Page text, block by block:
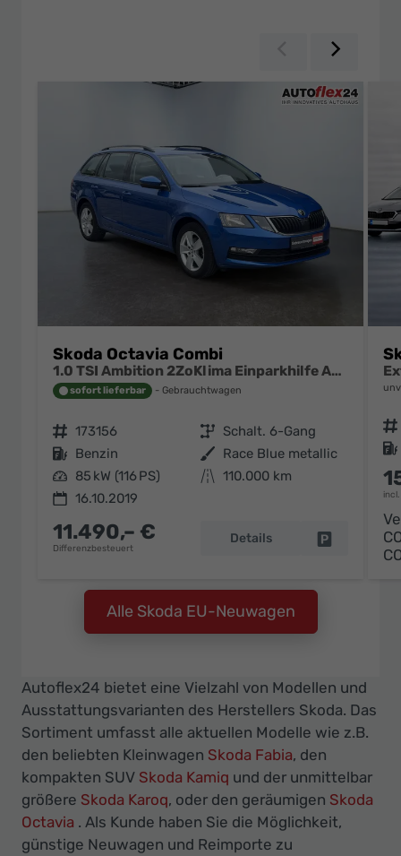
Zurück
Skoda Octavia Combi
1.0 TSI Ambition 2ZoKlima Einparkhilfe Audio Swing
sofort lieferbar Gebrauchtwagen
Fahrzeugnr. 173156 Getriebe Schalt. 6-Gang
Kraftstoff Benzin Außenfarbe Race Blue metallic
Leistung 85 kW (116 PS) Kilometerstand 110.000 km
16.10.2019
11.490,– €
Differenzbesteuert
Details Fahrzeug
Fahrzeugnr.
Kraftstoff
Alle Skoda EU-Neuwagen
Autoflex24 bietet eine Vielzahl von Modellen und
Ausstattungsvarianten des Herstellers Skoda. Das
Sortiment umfasst alle aktuellen Modelle wie z.B.
den beliebten Kleinwagen Skoda Fabia, den
kompakten SUV Skoda Kamiq und der unmittelbar
größere Skoda Karoq, oder den geräumigen Skoda
Octavia . Als Kunde haben Sie die Möglichkeit,
günstige Neuwagen und Reimporte zu